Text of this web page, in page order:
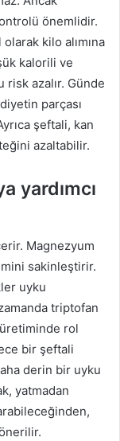
önemlidir.
kilo alımına
kalorili ve
azalır. Günde
parçası
şeftali, kan
azaltabilir.
yardımcı
Magnezyum
sakinleştirir.
uyku
triptofan
rol
bir şeftali
derin bir uyku
yatmadan